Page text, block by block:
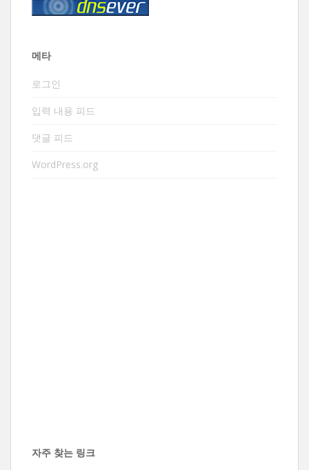
메타
로그인
입력 내용 피드
댓글 피드
WordPress.org
자주 찾는 링크